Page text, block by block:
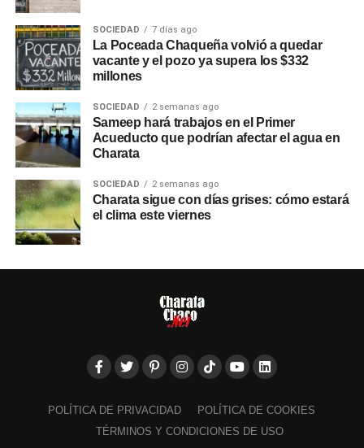
SOCIEDAD 7 días ago
La Poceada Chaqueña volvió a quedar
vacante y el pozo ya supera los $332
millones
SOCIEDAD 2 semanas ago
Sameep hará trabajos en el Primer
Acueducto que podrían afectar el agua en
Charata
SOCIEDAD 2 semanas ago
Charata sigue con días grises: cómo estará
el clima este viernes
POLÍTICA DE PRIVACIDAD
POLÍTICA DE COOKIES
TÉRMINOS Y CONDICIONES DE USO